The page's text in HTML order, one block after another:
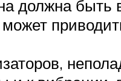
должна быть